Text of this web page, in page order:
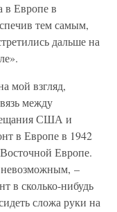
в Европе в
тем самым,
дальше на
мой взгляд,
между
США и
в Европе в 1942
Европе.
невозможным, –
в сколько-нибудь
сложа руки на